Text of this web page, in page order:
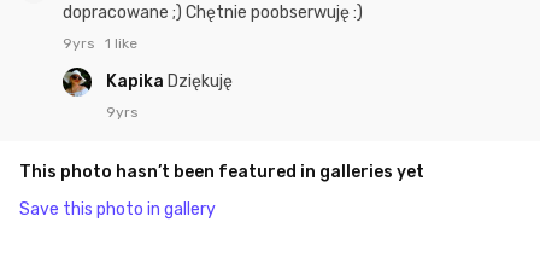
dopracowane ;) Chętnie poobserwuję :)
9yrs 1 like
Kapika Dziękuję
9yrs
This photo hasn’t been featured in galleries yet
Save this photo in gallery